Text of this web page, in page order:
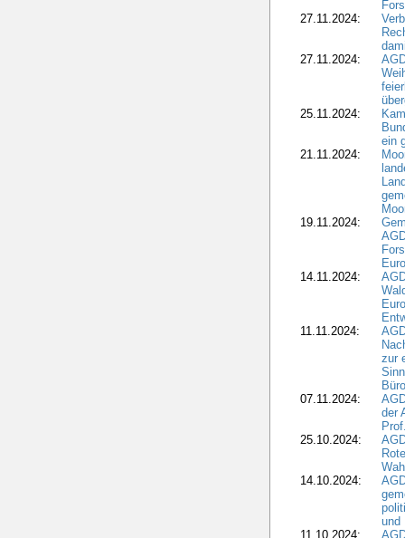
27.11.2024:
27.11.2024:
25.11.2024:
ein
21.11.2024:
19.11.2024:
14.11.2024:
11.11.2024:
zur
07.11.2024:
der
25.10.2024:
14.10.2024:
und
11.10.2024: